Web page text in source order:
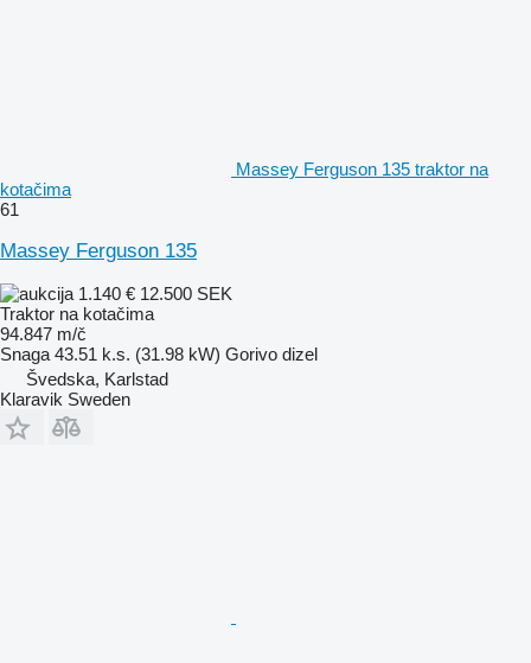
Massey Ferguson 135 traktor na
kotačima
61
Massey Ferguson 135
1.140 € 12.500 SEK
Traktor na kotačima
94.847 m/č
Snaga 43.51 k.s. (31.98 kW) Gorivo dizel
Švedska, Karlstad
Klaravik Sweden